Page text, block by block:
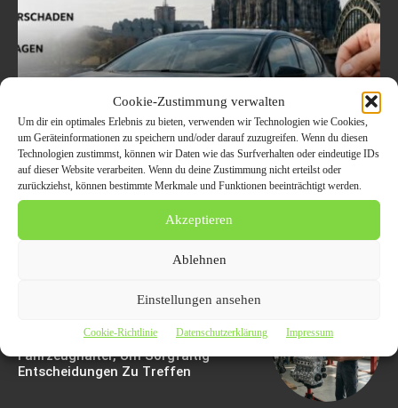
Cookie-Zustimmung verwalten
Um dir ein optimales Erlebnis zu bieten, verwenden wir Technologien wie Cookies,
um Geräteinformationen zu speichern und/oder darauf zuzugreifen. Wenn du diesen
Technologien zustimmst, können wir Daten wie das Surfverhalten oder eindeutige IDs
auf dieser Website verarbeiten. Wenn du deine Zustimmung nicht erteilst oder
zurückziehst, können bestimmte Merkmale und Funktionen beeinträchtigt werden.
Akzeptieren
Ablehnen
Einstellungen ansehen
Cookie-Richtlinie Datenschutzerklärung Impressum
Welche Fahrzeuge in Köln
aktuell besonders gefragt
sind – Trends im
Autoankauf 2026
8. August 2026
Ultimative Leitfaden Für
Fahrzeughalter, Um Sorgfältig
Entscheidungen Zu Treffen